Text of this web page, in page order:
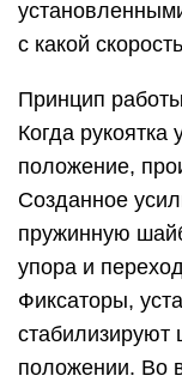
с какой
Принцип
Когда рукоятка
положение,
Созданное
пружинную
упора и
Фиксаторы,
положении. Во